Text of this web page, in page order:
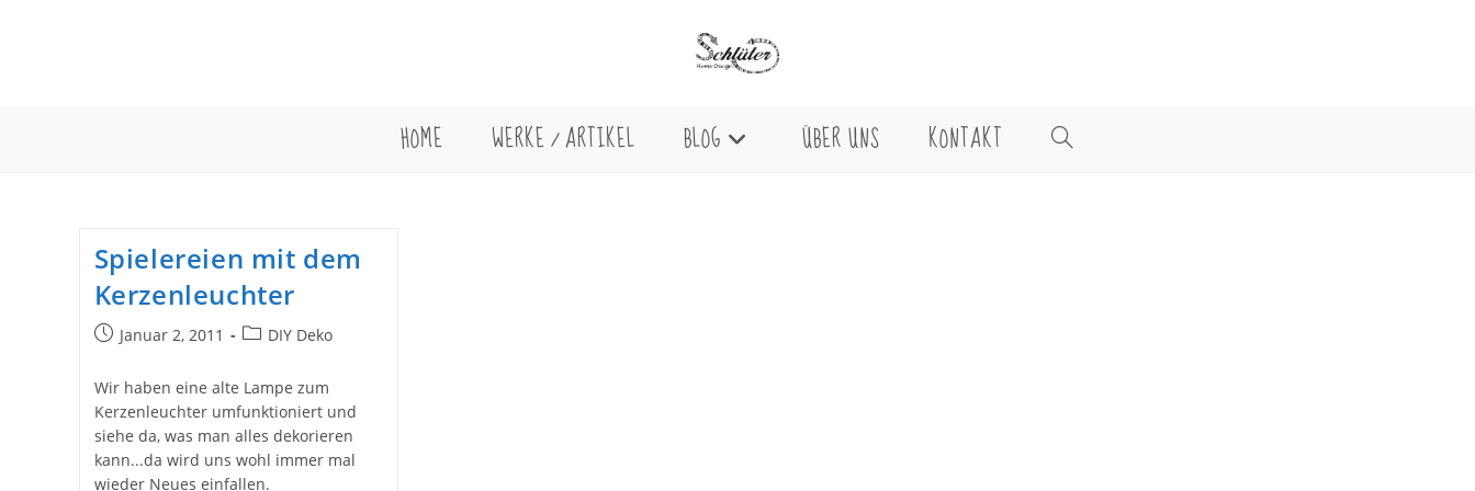
HOME WERKE / ARTIKEL BLOG ÜBER UNS KONTAKT WEBSITE-
Spielereien mit dem
Kerzenleuchter
BeitragJanuar 2, 2011
Beitrags-
DIY Deko
Wir haben eine alte Lampe zum
Kerzenleuchter umfunktioniert und
siehe da, was man alles dekorieren
kann...da wird uns wohl immer mal
wieder Neues einfallen.